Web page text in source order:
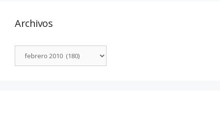
Archivos